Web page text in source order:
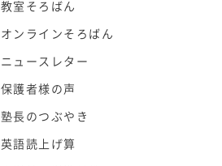
教室そろばん
オンラインそろばん
ニュースレター
保護者様の声
塾長のつぶやき
英語読上げ算